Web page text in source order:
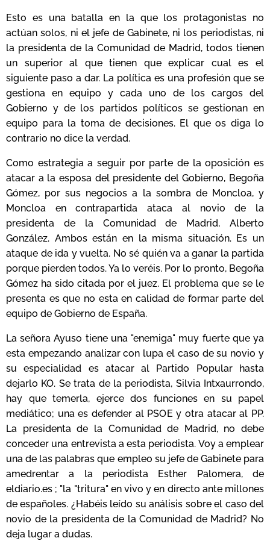
Esto es una batalla en la que los protagonistas no
actúan solos, ni el jefe de Gabinete, ni los periodistas, ni
la presidenta de la Comunidad de Madrid, todos tienen
un superior al que tienen que explicar cual es el
siguiente paso a dar. La política es una profesión que se
gestiona en equipo y cada uno de los cargos del
Gobierno y de los partidos políticos se gestionan en
equipo para la toma de decisiones. El que os diga lo
contrario no dice la verdad.
Como estrategia a seguir por parte de la oposición es
atacar a la esposa del presidente del Gobierno, Begoña
Gómez, por sus negocios a la sombra de Moncloa, y
Moncloa en contrapartida ataca al novio de la
presidenta de la Comunidad de Madrid, Alberto
González. Ambos están en la misma situación. Es un
ataque de ida y vuelta. No sé quién va a ganar la partida
porque pierden todos. Ya lo veréis. Por lo pronto, Begoña
Gómez ha sido citada por el juez. El problema que se le
presenta es que no esta en calidad de formar parte del
equipo de Gobierno de España.
La señora Ayuso tiene una "enemiga" muy fuerte que ya
esta empezando analizar con lupa el caso de su novio y
su especialidad es atacar al Partido Popular hasta
dejarlo KO. Se trata de la periodista, Silvia Intxaurrondo,
hay que temerla, ejerce dos funciones en su papel
mediático; una es defender al PSOE y otra atacar al PP.
La presidenta de la Comunidad de Madrid, no debe
conceder una entrevista a esta periodista. Voy a emplear
una de las palabras que empleo su jefe de Gabinete para
amedrentar a la periodista Esther Palomera, de
eldiario.es ; "la "tritura" en vivo y en directo ante millones
de españoles. ¿Habéis leído su análisis sobre el caso del
novio de la presidenta de la Comunidad de Madrid? No
deja lugar a dudas.